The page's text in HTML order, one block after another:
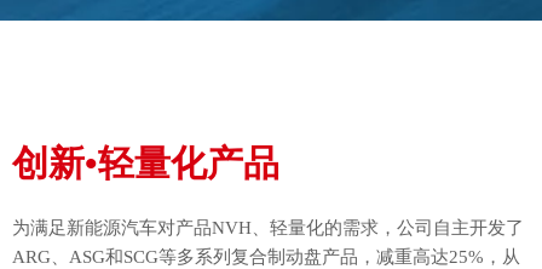
创新•轻量化产品
为满足新能源汽车对产品NVH、轻量化的需求，公司自主开发了
ARG、ASG和SCG等多系列复合制动盘产品，减重高达25%，从